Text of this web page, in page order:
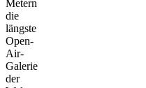
Metern
die
längste
Open-
Air-
Galerie
der